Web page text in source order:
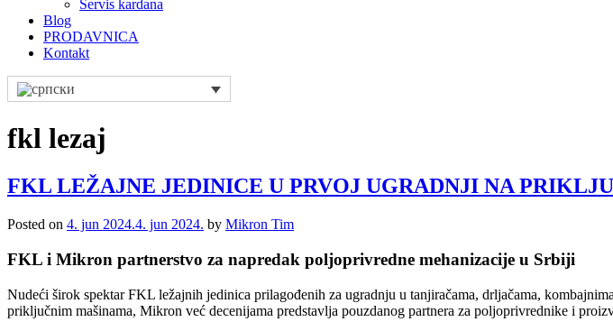
Servis kardana
Blog
PRODAVNICA
Kontakt
fkl lezaj
FKL LEŽAJNE JEDINICE U PRVOJ UGRADNJI NA
Posted on 4. jun 2024.4. jun 2024. by Mikron Tim
FKL i Mikron partnerstvo za napredak poljoprivredne mehanizacije u Srbiji
Nudeći širok spektar FKL ležajnih jedinica prilagođenih za ugradnju u tanjiračama, drljačama,
priključnim mašinama, Mikron već decenijama predstavlja pouzdanog partnera za poljoprivrednike i